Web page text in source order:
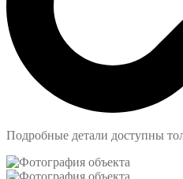
Подробные детали доступны